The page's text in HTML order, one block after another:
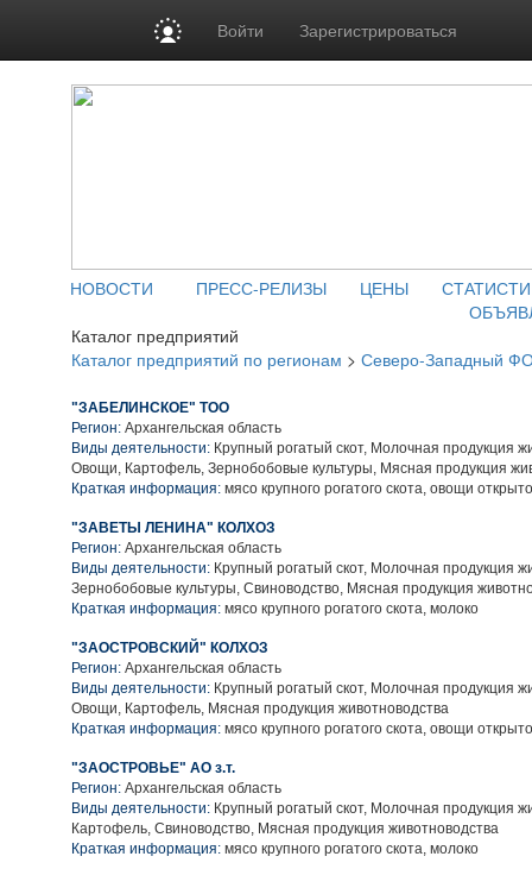
Войти Зарегистрироваться
НОВОСТИ ПРЕСС-РЕЛИЗЫ ЦЕНЫ
Каталог предприятий
Каталог предприятий по регионам > Северо-Западный
"ЗАБЕЛИНСКОЕ" ТОО
Регион: Архангельская область
Виды деятельности: Крупный рогатый скот, Молочная продукция
Овощи, Картофель, Зернобобовые культуры, Мясная продукция
Краткая информация: мясо крупного рогатого скота, овощи
"ЗАВЕТЫ ЛЕНИНА" КОЛХОЗ
Регион: Архангельская область
Виды деятельности: Крупный рогатый скот, Молочная продукция
Зернобобовые культуры, Свиноводство, Мясная продукция
Краткая информация: мясо крупного рогатого скота, молоко
"ЗАОСТРОВСКИЙ" КОЛХОЗ
Регион: Архангельская область
Виды деятельности: Крупный рогатый скот, Молочная продукция
Овощи, Картофель, Мясная продукция животноводства
Краткая информация: мясо крупного рогатого скота, овощи
"ЗАОСТРОВЬЕ" АО з.т.
Регион: Архангельская область
Виды деятельности: Крупный рогатый скот, Молочная продукция
Картофель, Свиноводство, Мясная продукция животноводства
Краткая информация: мясо крупного рогатого скота, молоко